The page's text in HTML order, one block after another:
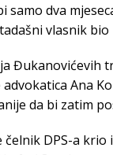
samo dva
vlasnik
Đukanovićevih
Ana
da bi zatim
DPS-a